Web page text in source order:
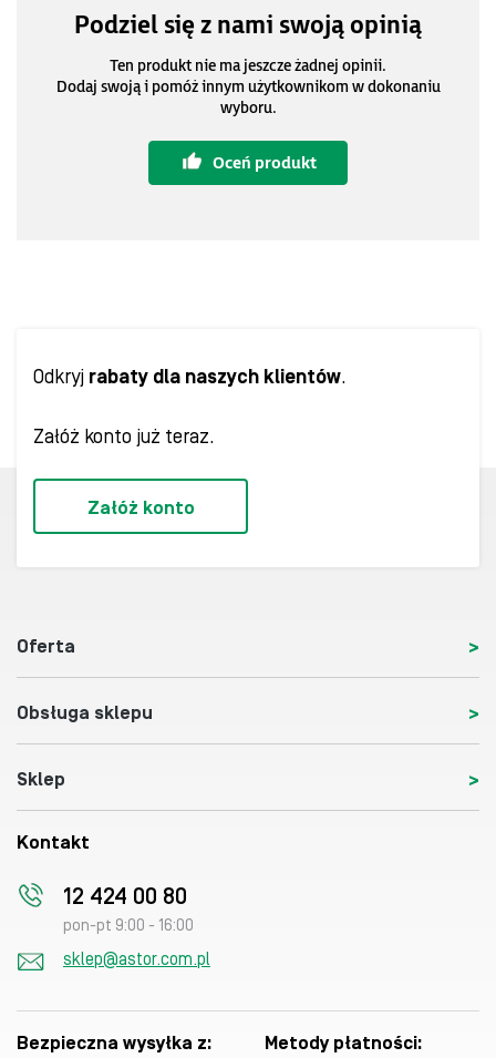
Podziel się z nami swoją opinią
Ten produkt nie ma jeszcze żadnej opinii.
Dodaj swoją i pomóż innym użytkownikom w dokonaniu
wyboru.
Oceń produkt
Odkryj rabaty dla naszych klientów.
Załóż konto już teraz.
Załóż konto
Oferta
Obsługa sklepu
Sklep
Kontakt
12 424 00 80
pon-pt 9:00 - 16:00
sklep@astor.com.pl
Bezpieczna wysyłka z: Metody płatności: